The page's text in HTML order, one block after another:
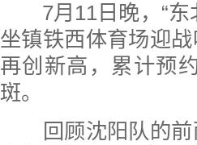
7月11日晚，“东
坐镇铁西体育场迎
再创新高，累计预
斑。
回顾沈阳队的前